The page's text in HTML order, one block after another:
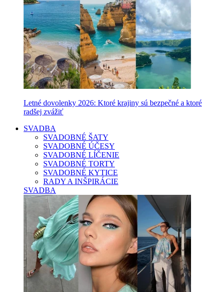
Letné dovolenky 2026: Ktoré krajiny sú bezpečné a ktoré
radšej zvážiť
SVADBA
SVADOBNÉ ŠATY
SVADOBNÉ ÚČESY
SVADOBNÉ LÍČENIE
SVADOBNÉ TORTY
SVADOBNÉ KYTICE
RADY A INŠPIRÁCIE
SVADBA